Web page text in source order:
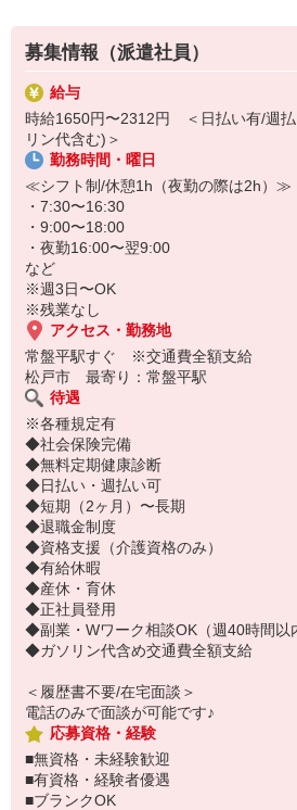
・シーツ交換
・病室の清掃
・医療器具の消毒
・患者さんの介助
など
研修・サポート体制がしっかりしているの
無資格・未経験・ブランクがある方も安
【日収例】
時給1,550円×8h＝12,400円
※さらに稼ぎたい方は夜勤シフトも入れま
募集情報（派遣社員）
給与
時給1650円〜2312円 ＜日払い有/週払
リン代含む)＞
勤務時間・曜日
≪シフト制/休憩1h（夜勤の際は2h）≫
・7:30〜16:30
・9:00〜18:00
・夜勤16:00〜翌9:00
など
※週3日〜OK
※残業なし
アクセス・勤務地
常盤平駅すぐ ※交通費全額支給
松戸市 最寄り：常盤平駅
待遇
※各種規定有
◆社会保険完備
◆無料定期健康診断
◆日払い・週払い可
◆短期（2ヶ月）〜長期
◆退職金制度
◆資格支援（介護資格のみ）
◆有給休暇
◆産休・育休
◆正社員登用
◆副業・Wワーク相談OK（週40時間以
◆ガソリン代含め交通費全額支給
＜履歴書不要/在宅面談＞
電話のみで面談が可能です♪
応募資格・経験
■無資格・未経験歓迎
■有資格・経験者優遇
■ブランクOK